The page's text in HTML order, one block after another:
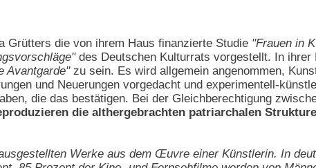
Grütters die von ihrem Haus finanzierte Studie "Frauen in
des Deutschen Kulturrats vorgestellt. In ihrer
Avantgarde"zu sein. Es wird allgemein angenommen,
und Neuerungen vorgedacht und experimentell-
die das bestätigen. Bei der Gleichberechtigung
die althergebrachten patriarchalen
Werke aus dem Œuvre einer Künstlerin. In